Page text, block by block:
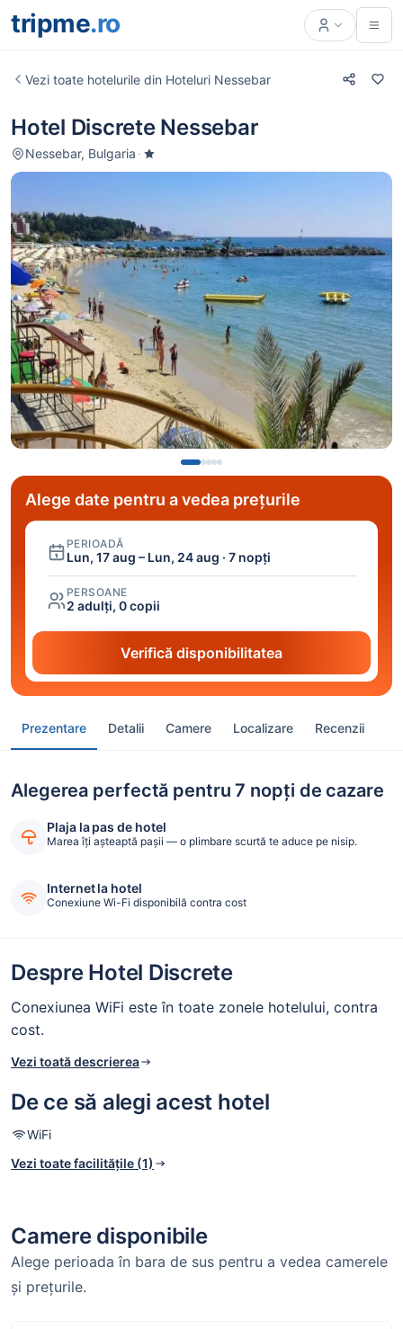
tripme.ro
Alege date pentru a vedea prețurile
PERIOADĂ
Lun, 17 aug – Lun, 24 aug · 7 nopți
PERSOANE
2 adulți, 0 copii
Verifică disponibilitatea
Vezi toate hotelurile din Hoteluri Nessebar
Prezentare Detalii Camere Localizare Recenzii
Hotel Discrete Nessebar
Nessebar, Bulgaria ·
Alegerea perfectă pentru 7 nopți de cazare
Plaja la pas de hotel
Marea îți așteaptă pașii — o plimbare scurtă te aduce pe nisip.
Internet la hotel
Conexiune Wi-Fi disponibilă contra cost
Despre Hotel Discrete
Conexiunea WiFi este în toate zonele hotelului, contra
cost.
Vezi toată descrierea
De ce să alegi acest hotel
WiFi
Vezi toate facilitățile (1)
Camere disponibile
Alege perioada în bara de sus pentru a vedea camerele
și prețurile.